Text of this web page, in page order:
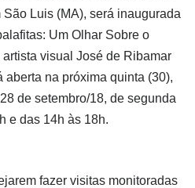
Luis (MA), será inaugurada
Um Olhar Sobre o
visual José de Ribamar
aberta na próxima quinta (30),
de setembro/18, de segunda
e das 14h às 18h.
fazer visitas monitoradas